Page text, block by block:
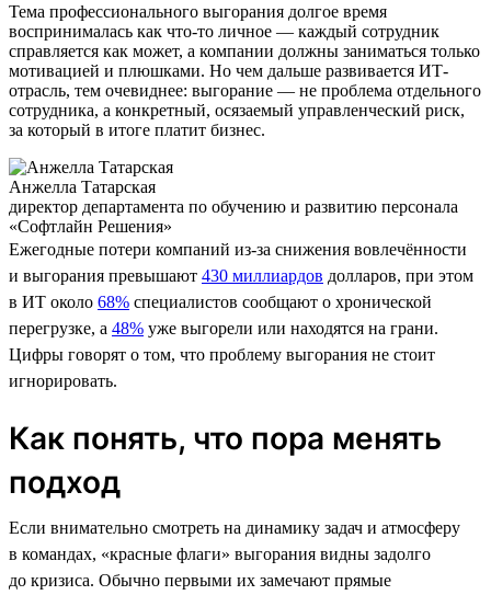
Тема профессионального выгорания долгое время
воспринималась как что-то личное — каждый сотрудник
справляется как может, а компании должны заниматься только
мотивацией и плюшками. Но чем дальше развивается ИТ-
отрасль, тем очевиднее: выгорание — не проблема отдельного
сотрудника, а конкретный, осязаемый управленческий риск,
за который в итоге платит бизнес.
Анжелла Татарская
директор департамента по обучению и развитию персонала
«Софтлайн Решения»
Ежегодные потери компаний из-за снижения вовлечённости
и выгорания превышают 430 миллиардов долларов, при этом
в ИТ около 68% специалистов сообщают о хронической
перегрузке, а 48% уже выгорели или находятся на грани.
Цифры говорят о том, что проблему выгорания не стоит
игнорировать.
Как понять, что пора менять
подход
Если внимательно смотреть на динамику задач и атмосферу
в командах, «красные флаги» выгорания видны задолго
до кризиса. Обычно первыми их замечают прямые